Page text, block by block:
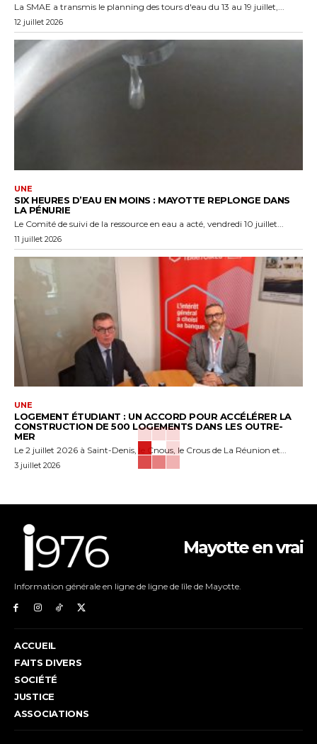
La SMAE a transmis le planning des tours d'eau du 13 au 19 juillet,...
12 juillet 2026
UNE
SIX HEURES D’EAU EN MOINS : MAYOTTE REPLONGE DANS
LA PÉNURIE
Le Comité de suivi de la ressource en eau a acté, vendredi 10 juillet...
11 juillet 2026
UNE
LOGEMENT ÉTUDIANT : UN ACCORD POUR ACCÉLÉRER LA
CONSTRUCTION DE 500 LOGEMENTS DANS LES OUTRE-
MER
Le 2 juillet 2026 à Saint-Denis, le Cnous, le Crous de La Réunion et...
3 juillet 2026
Mayotte en vrai
Information générale en ligne de ligne de lîle de Mayotte.
ACCUEIL
FAITS DIVERS
SOCIÉTÉ
JUSTICE
ASSOCIATIONS